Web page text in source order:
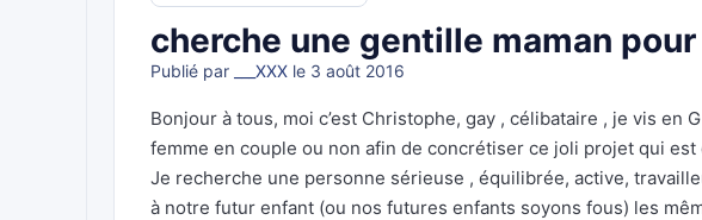
cherche une gentille maman
Publié par ___XXX le 3 août 2016
Bonjour à tous, moi c’est Christophe, gay , célibataire , je vis en
femme en couple ou non afin de concrétiser ce joli projet qui
Je recherche une personne sérieuse , équilibrée, active,
à notre futur enfant (ou nos futures enfants soyons fous) les